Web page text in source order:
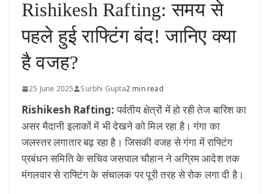
Rishikesh Rafting: समय से
पहले हुई राफ्टिंग बंद! जानिए क्या
है वजह?
25 June 2025 Surbhi Gupta2 min read
Rishikesh Rafting:पर्वतीय क्षेत्रों में हो रही तेज बारिश का
असर मैदानी इलाकों में भी देखने को मिल रहा है। गंगा का
जलस्तर लगातार बढ़ रहा है। जिसकी वजह से गंगा में राफ्टिंग
प्रबंधन समिति के सचिव जसपाल चौहान ने अग्रिम आदेश तक
मंगलवार से राफ्टिंग के संचालक पर पूरी तरह से रोक लगा दी है।